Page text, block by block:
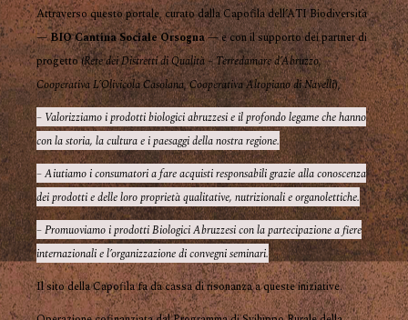
Attraverso questo portale, curato dalla Capofila dell’ATI Biodiversità
—BIO Cantina Sociale Orsogna— e con il supporto dei partner di
progetto (Rete dei Distretti di Qualità – Terredamare d’Abruzzo,
Cooperativa L’Olivicola Casolana,Cooperativa Altopiano di Navelli),
– Valorizziamo i prodotti biologici abruzzesi e il profondo legame che hanno
con la storia, la cultura e i paesaggi della nostra regione.
– Aiutiamo i consumatori a fare acquisti responsabili grazie alla conoscenza
dei prodotti e delle loro proprietà qualitative, nutrizionali e organolettiche.
– Promuoviamo i prodotti Biologici Abruzzesi con la partecipazione a fiere
internazionali e l’organizzazione di convegni seminari.
Il sito della Capofila fa da cassa di risonanza a queste iniziative.